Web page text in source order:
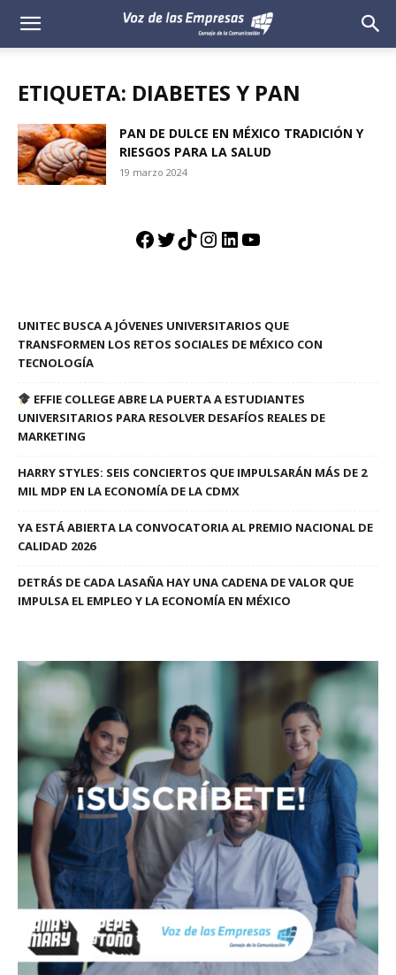
Voz
Empresas
ETIQUETA: DIABETES Y PAN
PAN DE DULCE EN MÉXICO TRADICIÓN Y
RIESGOS PARA LA SALUD
19 marzo 2024
Facebook
Twitter
TikTok
Instagram
LinkedIn
YouTube
UNITEC BUSCA A JÓVENES UNIVERSITARIOS QUE
TRANSFORMEN LOS RETOS SOCIALES DE MÉXICO CON
TECNOLOGÍA
EFFIE COLLEGE ABRE LA PUERTA A ESTUDIANTES
UNIVERSITARIOS PARA RESOLVER DESAFÍOS REALES DE
MARKETING
HARRY STYLES: SEIS CONCIERTOS QUE IMPULSARÁN MÁS DE 2
MIL MDP EN LA ECONOMÍA DE LA CDMX
YA ESTÁ ABIERTA LA CONVOCATORIA AL PREMIO NACIONAL DE
CALIDAD 2026
DETRÁS DE CADA LASAÑA HAY UNA CADENA DE VALOR QUE
IMPULSA EL EMPLEO Y LA ECONOMÍA EN MÉXICO